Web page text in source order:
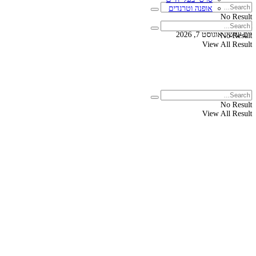
No Result
View All Result
יום שישי, אוגוסט 7, 2026
אופנה וטרנדים
No Result
View All Result
No Result
View All Result